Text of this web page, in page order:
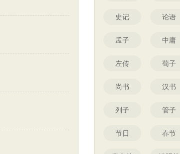
史记 论语
孟子 中庸
左传 荀子
尚书 汉书
列子 管子
节日 春节